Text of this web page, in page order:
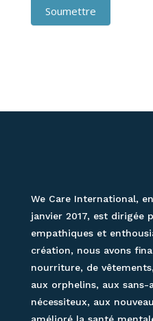
Soumettre
We Care International,
janvier 2017, est dirigée
empathiques et
création, nous avons
nourriture, de
aux orphelins, aux
nécessiteux, aux